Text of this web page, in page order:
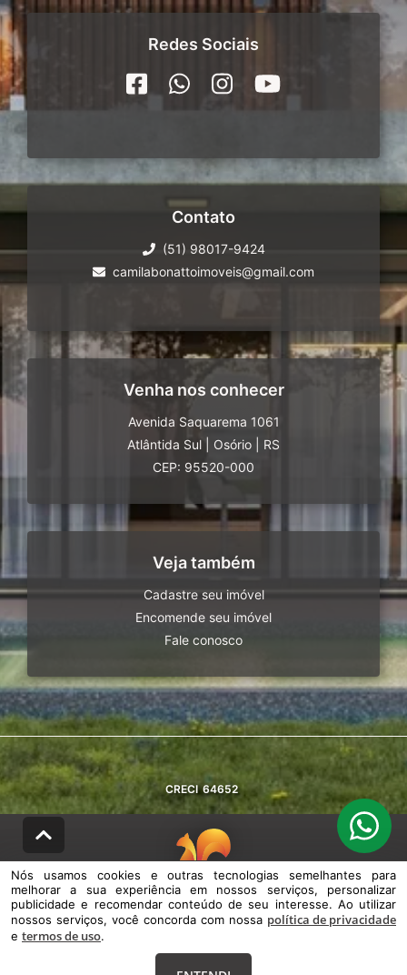
Redes Sociais
Contato
(51) 98017-9424
camilabonattoimoveis@gmail.com
Venha nos conhecer
Avenida Saquarema 1061
Atlântida Sul
Osório
RS
CEP: 95520-000
Veja também
Cadastre seu imóvel
Encomende seu imóvel
Fale conosco
CRECI 64652
© DESENVOLVIDO PELAAGIL.NET
Nós usamos cookies e outras tecnologias semelhantes para melhorar a
sua experiência em nossos serviços, personalizar publicidade e
Nós usamos cookies e outras tecnologias semelhantes para
melhorar a sua experiência em nossos serviços, personalizar
publicidade e recomendar conteúdo de seu interesse. Ao utilizar
nossos serviços, você concorda com nossa política de privacidade
e termos de uso.